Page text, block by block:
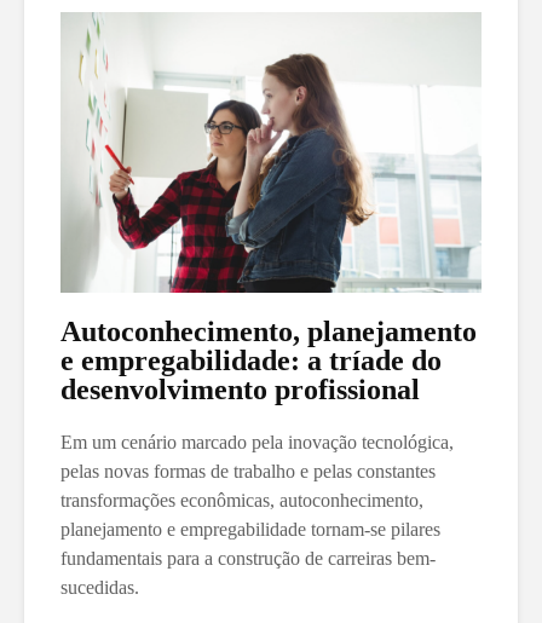
Autoconhecimento, planejamento
e empregabilidade: a tríade do
desenvolvimento profissional
Em um cenário marcado pela inovação tecnológica,
pelas novas formas de trabalho e pelas constantes
transformações econômicas, autoconhecimento,
planejamento e empregabilidade tornam-se pilares
fundamentais para a construção de carreiras bem-
sucedidas.